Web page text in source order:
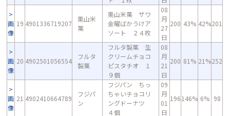
画
像
19 4901336719207
栗山米
菓
栗山米菓 ザワ
金曜ばかうけア
ソート ２４枚
08
月
27
日
200 43% 42%201
画
像
20 4902501056554
フルタ
製菓
フルタ製菓 生
クリームチョコ
ピスタチオ １
９個
08
月
21
日
200 81% 21%252
画
像
21 4902410664789
フジパ
ン
フジパン ちっ
ちゃいチョコリ
ングドーナツ
４個
09
月
01
日
196146% 6% 98